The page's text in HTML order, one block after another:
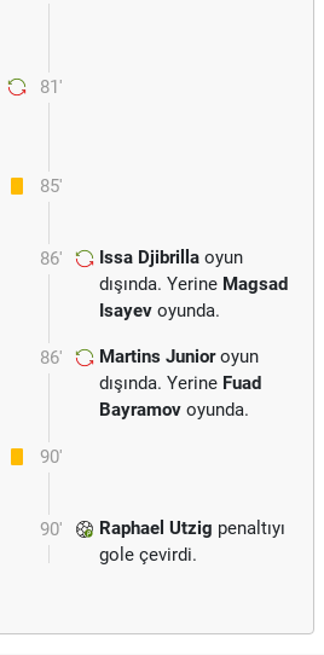
81'
85'
86' Issa Djibrilla oyun
dışında. Yerine Magsad
Isayev oyunda.
86' Martins Junioroyun
dışında. Yerine Fuad
Bayramov oyunda.
90'
90' Raphael Utzig penaltıyı
gole çevirdi.